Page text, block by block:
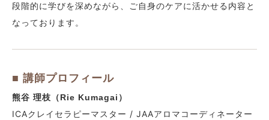
段階的に学びを深めながら、ご自身のケアに活かせる内容と
なっております。
■ 講師プロフィール
熊谷 理枝（Rie Kumagai）
ICAクレイセラピーマスター / JAAアロマコーディネーター